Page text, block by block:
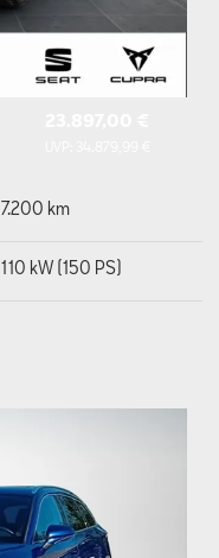
7.200 km
110 kW (150 PS)